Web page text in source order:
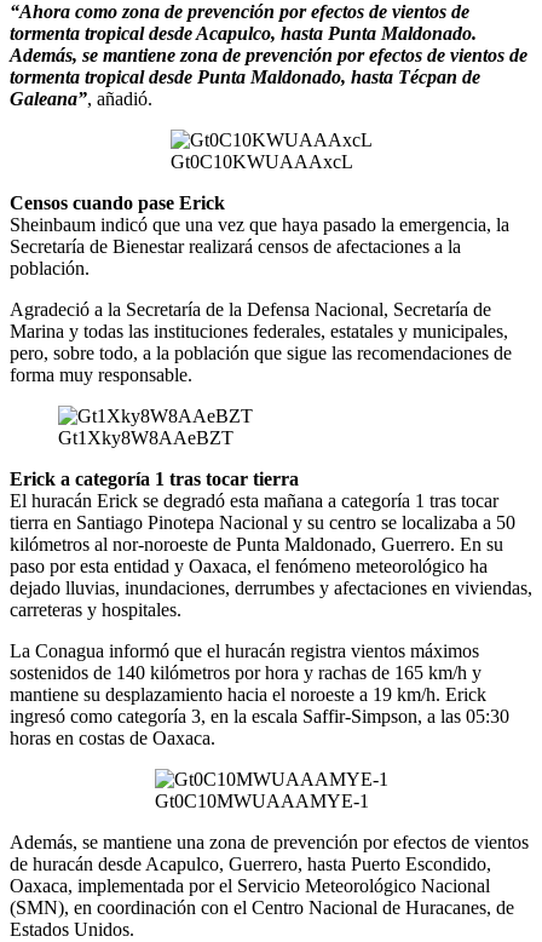
“Ahora como zona de prevención por efectos de vientos de
tormenta tropical desde Acapulco, hasta Punta Maldonado.
Además, se mantiene zona de prevención por efectos de vientos de
tormenta tropical desde Punta Maldonado, hasta Técpan de
Galeana”, añadió.
Gt0C10KWUAAAxcL
Censos cuando pase Erick
Sheinbaum indicó que una vez que haya pasado la emergencia, la
Secretaría de Bienestar realizará censos de afectaciones a la
población.
Agradeció a la Secretaría de la Defensa Nacional, Secretaría de
Marina y todas las instituciones federales, estatales y municipales,
pero, sobre todo, a la población que sigue las recomendaciones de
forma muy responsable.
Gt1Xky8W8AAeBZT
Erick a categoría 1 tras tocar tierra
El huracán Erick se degradó esta mañana a categoría 1 tras tocar
tierra en Santiago Pinotepa Nacional y su centro se localizaba a 50
kilómetros al nor-noroeste de Punta Maldonado, Guerrero. En su
paso por esta entidad y Oaxaca, el fenómeno meteorológico ha
dejado lluvias, inundaciones, derrumbes y afectaciones en viviendas,
carreteras y hospitales.
La Conagua informó que el huracán registra vientos máximos
sostenidos de 140 kilómetros por hora y rachas de 165 km/h y
mantiene su desplazamiento hacia el noroeste a 19 km/h. Erick
ingresó como categoría 3, en la escala Saffir-Simpson, a las 05:30
horas en costas de Oaxaca.
Gt0C10MWUAAAMYE-1
Además, se mantiene una zona de prevención por efectos de vientos
de huracán desde Acapulco, Guerrero, hasta Puerto Escondido,
Oaxaca, implementada por el Servicio Meteorológico Nacional
(SMN), en coordinación con el Centro Nacional de Huracanes, de
Estados Unidos.